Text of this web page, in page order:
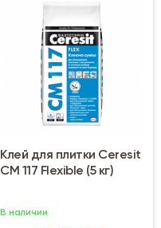
Клей для плитки Ceresit
CM 117 Flexible (5 кг)
В наличии